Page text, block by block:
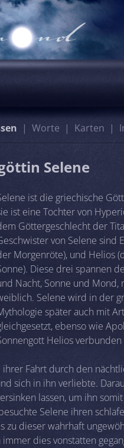
Worte Karten
Selene
ist die griechische
ist eine Tochter von
Göttergeschlecht der
von Selene sind
Morgenröte), und Helios
Diese drei spannen
Nacht, Sonne und Mond,
Selene wird in der
später auch mit
ebenso wie
Helios
ihrer Fahrt durch den
sich in ihn verliebte.
lassen, um ihn
Selene ihren
zu dieser wahrhaft
dies vonstatten